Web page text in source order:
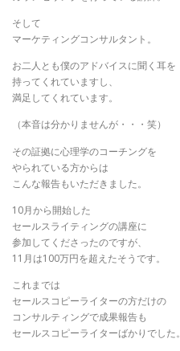
そして
マーケティングコンサルタント。
お二人とも僕のアドバイスに聞く耳を
持ってくれていますし、
満足してくれています。
（本音は分かりませんが・・・笑）
その証拠に心理学のコーチングを
やられている方からは
こんな報告もいただきました。
10月から開始した
セールスライティングの講座に
参加してくださったのですが、
11月は100万円を超えたそうです。
これまでは
セールスコピーライターの方だけの
コンサルティングで成果報告も
セールスコピーライターばかりでした。